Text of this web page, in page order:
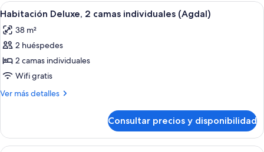
Abrir
todas
las
fotos
de
Habitación
Deluxe,
individuales
(Agdal)
Habitación de hotel con dos camas,
6
Habitación Deluxe, 2 camas individuales (Agdal)
38 m²
2 huéspedes
2 camas individuales
Wifi gratis
Ver más detalles
Más
Deluxe,
Consultar precios y disponibilidad
Una habitación de hotel con una